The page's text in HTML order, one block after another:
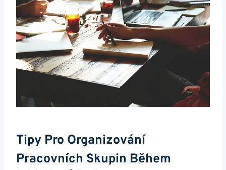
Tipy Pro Organizování
Pracovních Skupin Během